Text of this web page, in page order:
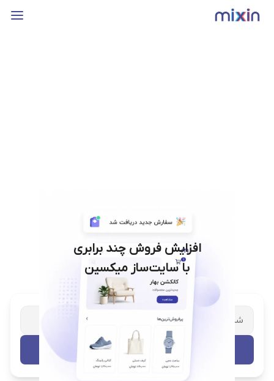
افزایش فروش چند برابری
با سایت‌ساز میکسین
شریک تجاری ترب با پشتیبانی اختصاصی
تست رایگان